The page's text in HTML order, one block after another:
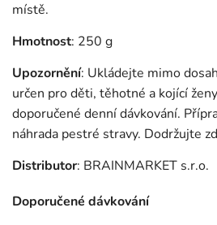
místě.
Hmotnost: 250 g
Upozornění: Ukládejte mimo
určen pro děti, těhotné a kojící
doporučené denní dávkování.
náhrada pestré stravy. Dodržujte
Distributor: BRAINMARKET s.r.o.
Doporučené dávkování